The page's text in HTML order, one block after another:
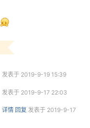
发表于 2019-9-19 15:39
发表于 2019-9-17 22:03
详情 回复 发表于 2019-9-17